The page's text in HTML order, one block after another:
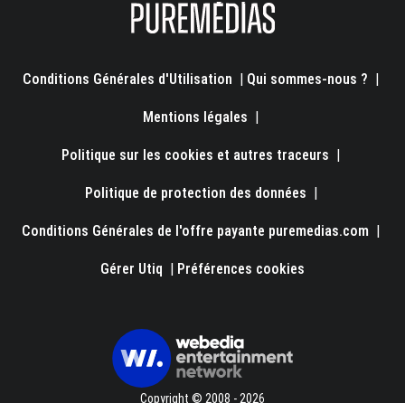
Conditions Générales d'Utilisation | Qui sommes-nous ? |
Mentions légales |
Politique sur les cookies et autres traceurs |
Politique de protection des données |
Conditions Générales de l'offre payante puremedias.com |
Gérer Utiq | Préférences cookies
Copyright © 2008 - 2026